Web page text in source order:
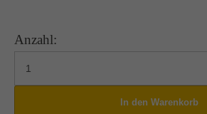
Anzahl: